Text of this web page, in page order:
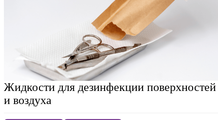
Жидкости для дезинфекции поверхностей
и воздуха